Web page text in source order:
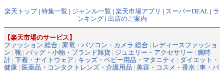
楽天トップ| 特集一覧 | ジャンル一覧 | 楽天市場アプリ | スーパーDEAL | ラ
ンキング| 出店のご案内
【楽天市場のサービス】
ファッション 総合 | 家電・パソコン・カメラ 総合 | レディースファッショ
ン | 靴 | バッグ・小物・ブランド雑貨 | ジュエリー・アクセサリー | 腕時
計 | 下着・ナイトウェア | キッズ・ベビー用品・マタニティ | ダイエット・
健康 | 医薬品・コンタクトレンズ・介護用品 | 美容・コスメ・香水 | 車・バ